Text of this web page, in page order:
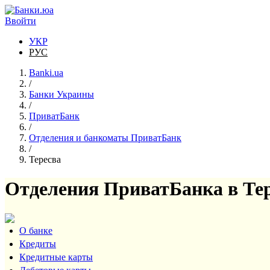
Перейти к основному содержанию
Ввойти
УКР
РУС
Banki.ua
/
Банки Украины
/
ПриватБанк
/
Отделения и банкоматы ПриватБанк
/
Тересва
Отделения ПриватБанка в
О банке
Кредиты
Кредитные карты